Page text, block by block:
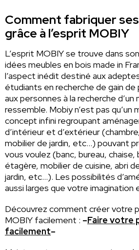
Comment fabriquer
grâce à l’esprit MOBIY
L’esprit MOBIY se trouve dans
idées meubles en bois made in
l’aspect inédit destiné aux
étudiants en recherche de gain de
aux personnes à la recherche d’un
ressemble. Mobiy n’est pas qu’un
concept infini regroupant
d’intérieur et d’extérieur
mobilier de jardin, etc…) pouvant
vous voulez (banc, bureau, chaise,
étagère, mobilier de cuisine, abri
jardin, etc…). Les possibilités
aussi larges que votre imagination
Découvrez comment créer votre
MOBIY facilement : –Faire votre
facilement–